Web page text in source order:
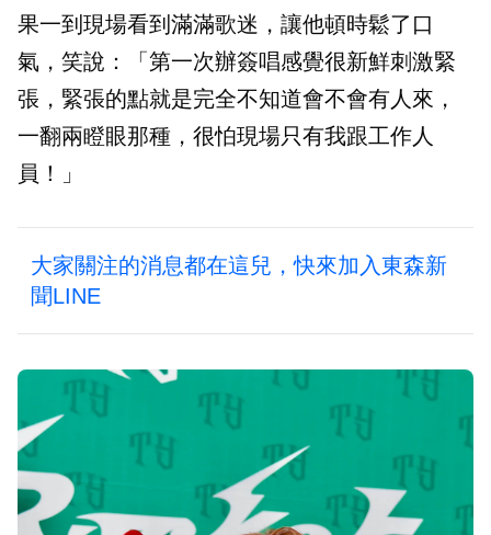
果一到現場看到滿滿歌迷，讓他頓時鬆了口
氣，笑說：「第一次辦簽唱感覺很新鮮刺激緊
張，緊張的點就是完全不知道會不會有人來，
一翻兩瞪眼那種，很怕現場只有我跟工作人
員！」
大家關注的消息都在這兒，快來加入東森新
聞LINE